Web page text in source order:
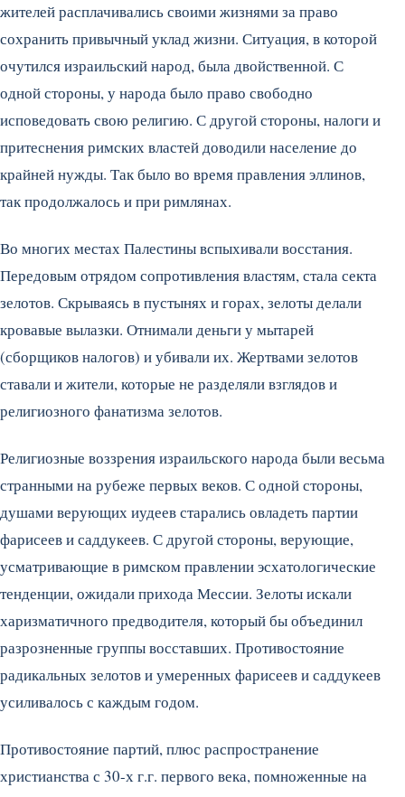
жителей расплачивались своими жизнями за право
сохранить привычный уклад жизни. Ситуация, в которой
очутился израильский народ, была двойственной. С
одной стороны, у народа было право свободно
исповедовать свою религию. С другой стороны, налоги и
притеснения римских властей доводили население до
крайней нужды. Так было во время правления эллинов,
так продолжалось и при римлянах.
Во многих местах Палестины вспыхивали восстания.
Передовым отрядом сопротивления властям, стала секта
зелотов. Скрываясь в пустынях и горах, зелоты делали
кровавые вылазки. Отнимали деньги у мытарей
(сборщиков налогов) и убивали их. Жертвами зелотов
ставали и жители, которые не разделяли взглядов и
религиозного фанатизма зелотов.
Религиозные воззрения израильского народа были весьма
странными на рубеже первых веков. С одной стороны,
душами верующих иудеев старались овладеть партии
фарисеев и саддукеев. С другой стороны, верующие,
усматривающие в римском правлении эсхатологические
тенденции, ожидали прихода Мессии. Зелоты искали
харизматичного предводителя, который бы объединил
разрозненные группы восставших. Противостояние
радикальных зелотов и умеренных фарисеев и саддукеев
усиливалось с каждым годом.
Противостояние партий, плюс распространение
христианства с 30-х г.г. первого века, помноженные на